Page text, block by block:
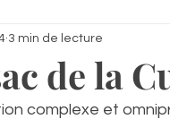
de la
3 min de lecture
complexe et